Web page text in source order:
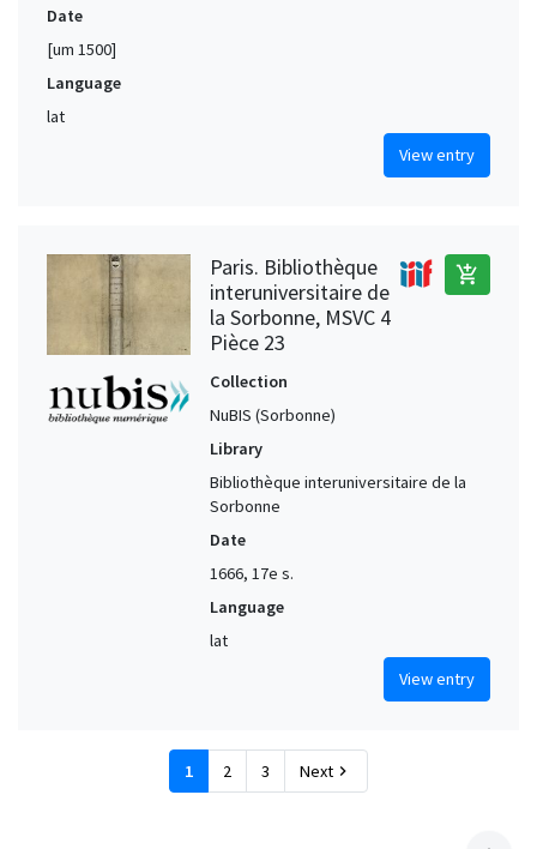
Date
[um 1500]
Language
lat
View entry
Paris. Bibliothèque
interuniversitaire de
la Sorbonne, MSVC 4
Pièce 23
add_shopping_cart
Collection
NuBIS (Sorbonne)
Library
Bibliothèque interuniversitaire de la
Sorbonne
Date
1666, 17e s.
Language
lat
View entry
1 2 3 Next chevron_right